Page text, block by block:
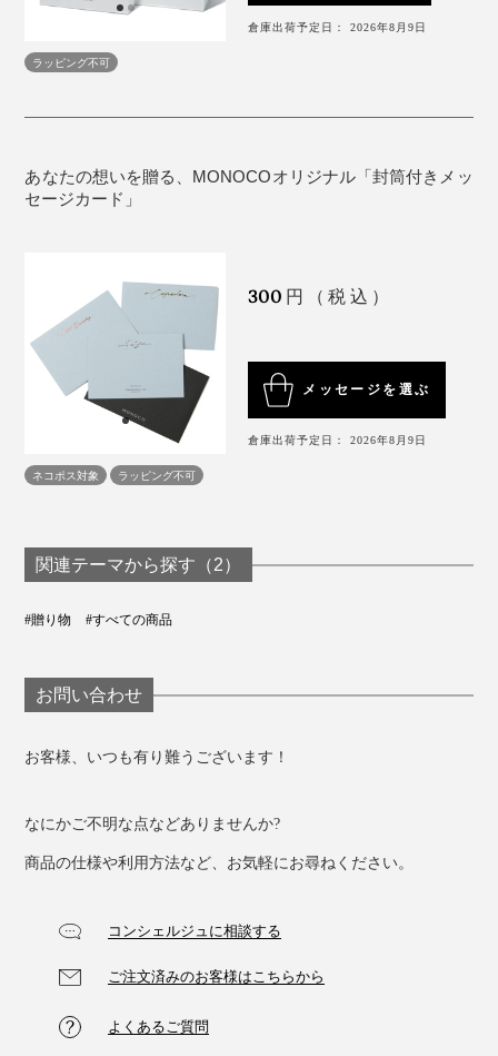
ラッピング不可
倉庫出荷予定日： 2026年8月9日
あなたの想いを贈る、MONOCOオリジナル「封筒付きメッ
セージカード」
ネコポス対象 ラッピング不可
300 円（税込）
メッセージを選ぶ
倉庫出荷予定日： 2026年8月9日
関連テーマから探す（2）
#贈り物 #すべての商品
お問い合わせ
お客様、いつも有り難うございます！
なにかご不明な点などありませんか?
商品の仕様や利用方法など、お気軽にお尋ねください。
コンシェルジュに相談する
ご注文済みのお客様はこちらから
よくあるご質問